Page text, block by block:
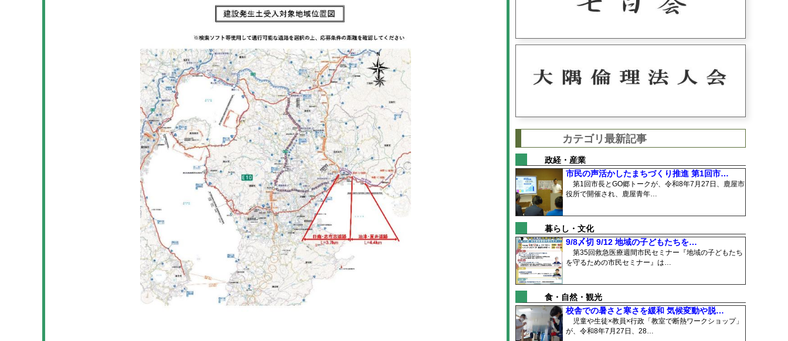
カテゴリ最新記事
政経・産業
市民の声活かしたまちづくり推進 第1回市…
第1回市長とGO郷トークが、令和8年7月27日、鹿屋市
役所で開催され、鹿屋青年…
暮らし・文化
9/8〆切 9/12 地域の子どもたちを…
第35回救急医療週間市民セミナー『地域の子どもたち
を守るための市民セミナー』は…
食・自然・観光
校舎での暑さと寒さを緩和 気候変動や脱…
児童や生徒×教員×行政「教室で断熱ワークショップ」
が、令和8年7月27日、28…